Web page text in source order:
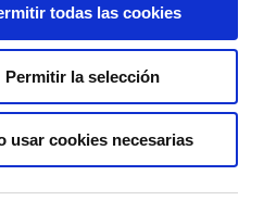
todas las cookies
Permitir la selección
usar cookies necesarias